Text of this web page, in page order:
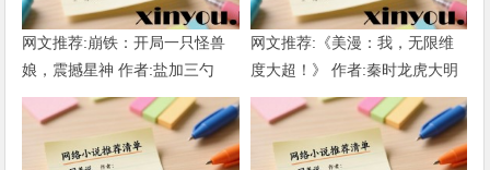
网文推荐:崩铁：开局一只怪兽
娘，震撼星神 作者:盐加三勺
（1-218）TXT下载
网文推荐:《美漫：我，无限维
度大超！》 作者:秦时龙虎大明
1-802章 TXT下载